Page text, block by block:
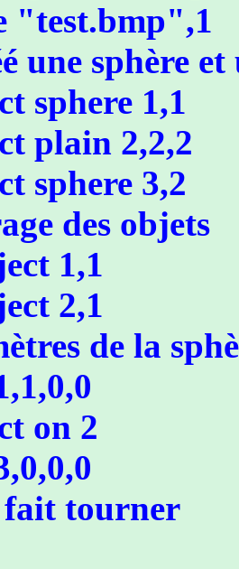
"test.bmp",1
une sphère
sphere 1,1
plain 2,2,2
sphere 3,2
des objets
1,1
2,1
de la
on 2
fait tourner